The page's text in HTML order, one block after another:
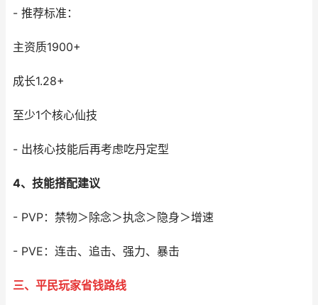
- 推荐标准：
主资质1900+
成长1.28+
至少1个核心仙技
- 出核心技能后再考虑吃丹定型
4、技能搭配建议
- PVP：禁物＞除念＞执念＞隐身＞增速
- PVE：连击、追击、强力、暴击
三、平民玩家省钱路线